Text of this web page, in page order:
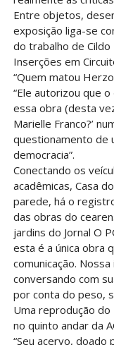
Entre objetos,
exposição liga-se
do trabalho de
Inserções em
“Quem matou
“Ele autorizou que
essa obra (desta
Marielle Franco?’
questionamento de
democracia”.
Conectando os
acadêmicas, Casa
parede, há o
das obras do
jardins do Jornal O
esta é a única obra
comunicação.
conversando com
por conta do peso,
Uma reprodução
no quinto andar da
“Seu acervo, doado